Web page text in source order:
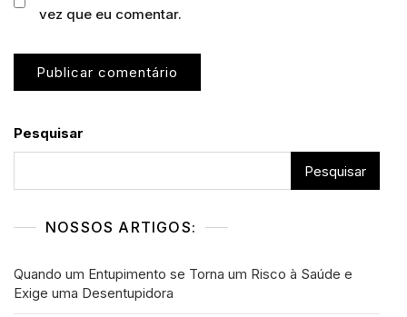
vez que eu comentar.
Pesquisar
Pesquisar
NOSSOS ARTIGOS:
Quando um Entupimento se Torna um Risco à Saúde e
Exige uma Desentupidora